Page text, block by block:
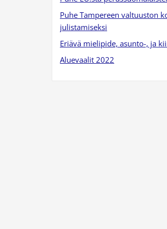
Puhe Tampereen valtuuston
julistamiseksi
Eriävä mielipide, asunto-, ja
Aluevaalit 2022